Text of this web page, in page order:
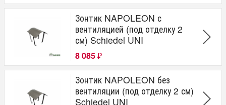
Зонтик NAPOLEON с
вентиляцией (под отделку 2
см) Schiedel UNI
8 085 ₽
Зонтик NAPOLEON без
вентиляции (под отделку 2 см)
Schiedel UNI